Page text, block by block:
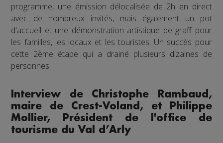
programme, une émission délocalisée de 2h en direct
avec de nombreux invités, mais également un pot
d'accueil et une démonstration artistique de graff pour
les familles, les locaux et les touristes. Un succès pour
cette 2ème étape qui a drainé plusieurs dizaines de
personnes.
Interview de Christophe Rambaud,
maire de Crest-Voland, et Philippe
Mollier, Président de l'office de
tourisme du Val d’Arly